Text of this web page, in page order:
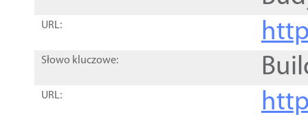
URL:
Słowo kluczowe:
URL: